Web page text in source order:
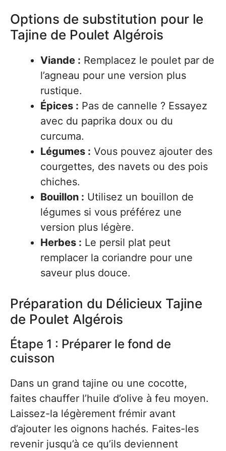
Options de substitution pour le
Tajine de Poulet Algérois
Viande : Remplacez le poulet par de
l’agneau pour une version plus
rustique.
Épices : Pas de cannelle ? Essayez
avec du paprika doux ou du
curcuma.
Légumes : Vous pouvez ajouter des
courgettes, des navets ou des pois
chiches.
Bouillon : Utilisez un bouillon de
légumes si vous préférez une
version plus légère.
Herbes : Le persil plat peut
remplacer la coriandre pour une
saveur plus douce.
Préparation du Délicieux Tajine
de Poulet Algérois
Étape 1 : Préparer le fond de
cuisson
Dans un grand tajine ou une cocotte,
faites chauffer l’huile d’olive à feu moyen.
Laissez-la légèrement frémir avant
d’ajouter les oignons hachés. Faites-les
revenir jusqu’à ce qu’ils deviennent